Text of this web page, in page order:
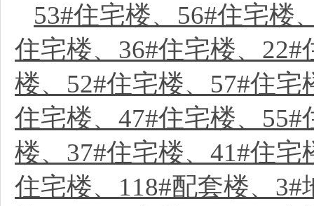
53#住宅楼、56#住宅楼
住宅楼、36#住宅楼、
楼、52#住宅楼、57#住宅
住宅楼、47#住宅楼、
楼、37#住宅楼、41#住宅
住宅楼、118#配套楼、